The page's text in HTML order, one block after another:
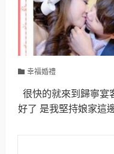
幸福婚禮
很快的就來到歸寧宴
好了 是我堅持娘家這